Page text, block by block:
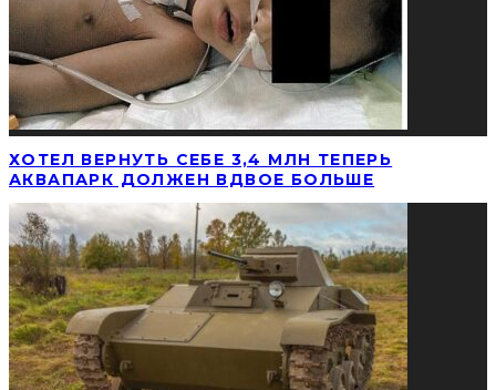
ХОТЕЛ ВЕРНУТЬ СЕБЕ 3,4 МЛН ТЕПЕРЬ
АКВАПАРК ДОЛЖЕН ВДВОЕ БОЛЬШЕ